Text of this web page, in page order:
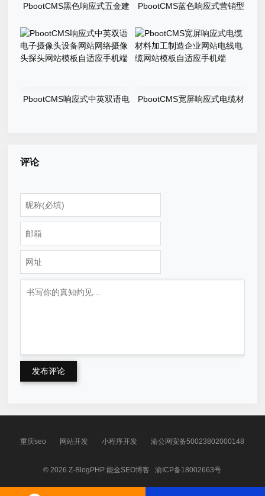
PbootCMS黑色响应式五金建
自适应手机端
PbootCMS蓝色响应式营销型
基建网站模板自适应手机端
PbootCMS响应式中英双语电
PbootCMS宽屏响应式电缆材
评论
发布评论
重庆seo 网站开发 小程序开发 渝公网安备50023802000148
© 2026Z-BlogPHP 能金SEO博客渝ICP备18002663号